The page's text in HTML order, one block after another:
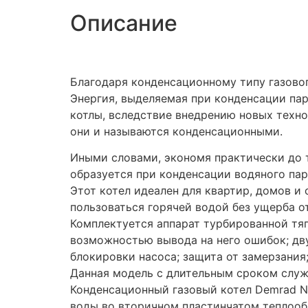
Описание
Благодаря конденсационному типу
Энергия, выделяемая при конденсации
котлы, вследствие внедрению новых
они и называются конденсационными.
Иными словами, экономя практически до
образуется при конденсации водяного
Этот котел идеален для квартир, домов
пользоваться горячей водой без ущерба
Комплектуется аппарат турбированной
возможностью вывода на него ошибок;
блокировки насоса; защита от
Данная модель с длительным сроком
Конденсационный газовый котел Demrad